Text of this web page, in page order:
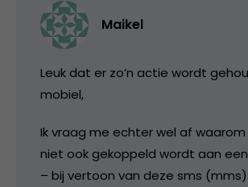
Maikel
Leuk dat er zo’n actie wordt
mobiel,
Ik vraag me echter wel af waarom
niet ook gekoppeld wordt aan een
– bij vertoon van deze sms (mms)